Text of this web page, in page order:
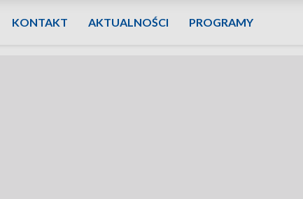
KONTAKT AKTUALNOŚCI PROGRAMY